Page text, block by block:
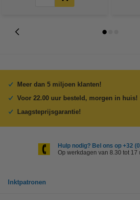
Meer dan 5 miljoen klanten!
Voor 22.00 uur besteld, morgen in huis!
Laagsteprijsgarantie!
Hulp nodig? Bel ons op +32
Op werkdagen van 8.30 tot 17
Inktpatronen